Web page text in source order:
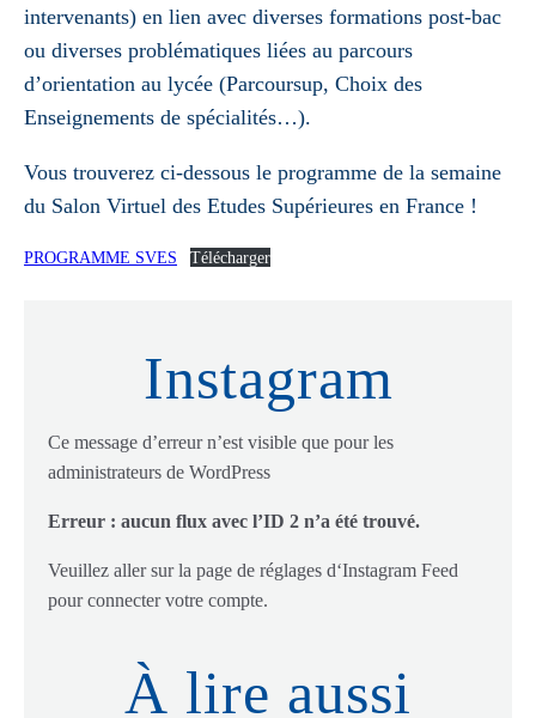
intervenants) en lien avec diverses formations post-bac
ou diverses problématiques liées au parcours
d’orientation au lycée (Parcoursup, Choix des
Enseignements de spécialités…).
Vous trouverez ci-dessous le programme de la semaine
du Salon Virtuel des Etudes Supérieures en France !
PROGRAMME SVES Télécharger
Instagram
Ce message d’erreur n’est visible que pour les
administrateurs de WordPress
Erreur : aucun flux avec l’ID 2 n’a été trouvé.
Veuillez aller sur la page de réglages d‘Instagram Feed
pour connecter votre compte.
À lire aussi